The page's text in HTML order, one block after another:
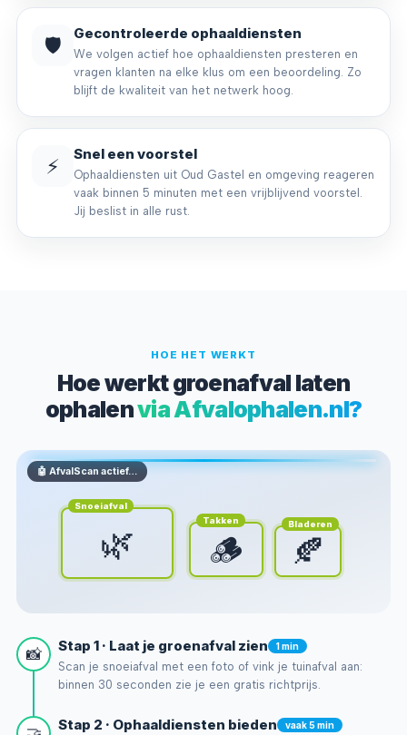
🛡️ Gecontroleerde ophaaldiensten
We volgen actief hoe ophaaldiensten presteren en
vragen klanten na elke klus om een beoordeling. Zo
blijft de kwaliteit van het netwerk hoog.
⚡ Snel een voorstel
Ophaaldiensten uit Oud Gastel en omgeving reageren
vaak binnen 5 minuten met een vrijblijvend voorstel.
Jij beslist in alle rust.
HOE HET WERKT
Hoe werkt groenafval laten
ophalenvia Afvalophalen.nl?
🤖 AfvalScan actief…
Snoeiafval
🌿
Takken
🪵
Bladeren
🍂
📸 Stap 1 · Laat je groenafval zien 1 min
Scan je snoeiafval met een foto of vink je tuinafval aan:
binnen 30 seconden zie je een gratis richtprijs.
Stap 2 · Ophaaldiensten bieden vaak 5 min